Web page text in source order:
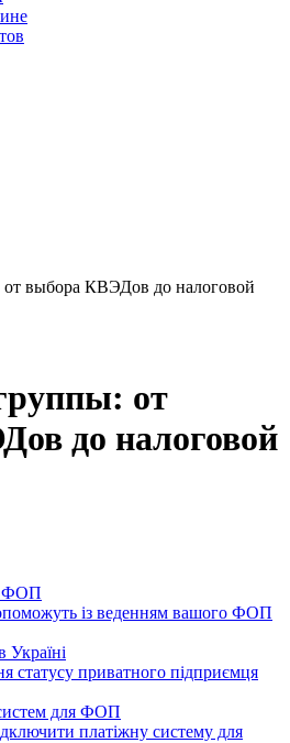
выбора КВЭДов до налоговой
от
до налоговой
ФОП
із веденням вашого ФОП
статусу приватного підприємця
для ФОП
платіжну систему для